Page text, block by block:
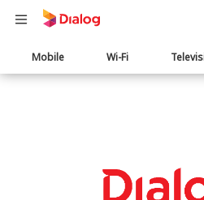
Main
navigation
Mobile Wi-Fi